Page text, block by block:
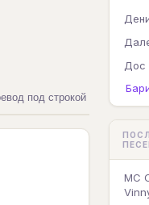
под строкой
Дос
MC